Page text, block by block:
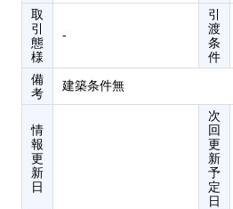
取
引
態
様
‐
引
渡
条
件
備
考
建築条件無
情
報
更
新
日
次
回
更
新
予
定
日